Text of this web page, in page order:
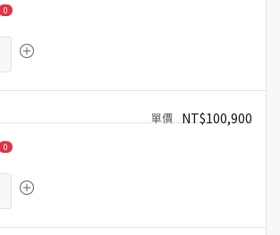
0
NT$100,900
0